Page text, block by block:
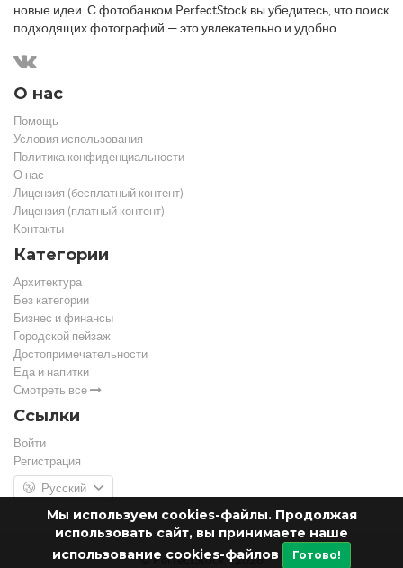
Мы используем cookies-файлы. Продолжая
использовать сайт, вы принимаете наше
использование cookies-файлов
Готово!
новые идеи. С фотобанком PerfectStock вы убедитесь, что поиск
подходящих фотографий — это увлекательно и удобно.
О нас
Помощь
Условия использования
Политика конфиденциальности
О нас
Лицензия (бесплатный контент)
Лицензия (платный контент)
Контакты
Категории
Архитектура
Без категории
Бизнес и финансы
Городской пейзаж
Достопримечательности
Еда и напитки
Смотреть все
Ссылки
Войти
Регистрация
Русский
© PerfectStock - 2026